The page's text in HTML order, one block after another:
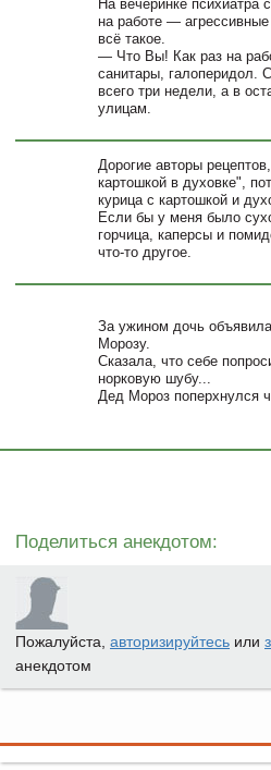
На вечеринке психиатра
на работе —
всё такое.
— Что Вы! Как раз на
санитары, галоперидол.
всего три недели, а в
улицам.
Дорогие авторы
картошкой в духовке",
курица с картошкой и
Если бы у меня было
горчица, каперсы и
что-то другое.
За ужином дочь
Морозу.
Сказала, что себе
норковую шубу...
Дед Мороз поперхнулся
Поделиться анекдотом:
Пожалуйста, авторизируйтесь или
анекдотом